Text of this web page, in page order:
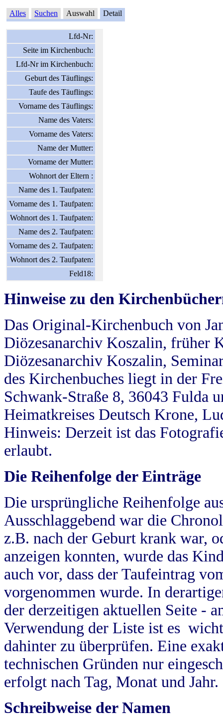
Alles Suchen Auswahl Detail
Lfd-Nr:
Seite im Kirchenbuch:
Lfd-Nr im Kirchenbuch:
Geburt des Täuflings:
Taufe des Täuflings:
Vorname des Täuflings:
Name des Vaters:
Vorname des Vaters:
Name der Mutter:
Vorname der Mutter:
Wohnort der Eltern :
Name des 1. Taufpaten:
Vorname des 1. Taufpaten:
Wohnort des 1. Taufpaten:
Name des 2. Taufpaten:
Vorname des 2. Taufpaten:
Wohnort des 2. Taufpaten:
Feld18:
Hinweise zu den
Das Original-Kirchenbuch von
Diözesanarchiv Koszalin, früher
Diözesanarchiv Koszalin,
des Kirchenbuches liegt in der
Schwank-Straße 8, 36043 Fulda
Heimatkreises Deutsch Krone,
Hinweis: Derzeit ist das
erlaubt.
Die Reihenfolge der Einträge
Die ursprüngliche Reihenfolge
Ausschlaggebend war die
z.B. nach der Geburt krank war,
anzeigen konnten, wurde das
auch vor, dass der Taufeintrag
vorgenommen wurde. In
der derzeitigen aktuellen Seite -
Verwendung der Liste ist es
dahinter zu überprüfen. Eine
technischen Gründen nur
erfolgt nach Tag, Monat und Jahr.
Schreibweise der Namen